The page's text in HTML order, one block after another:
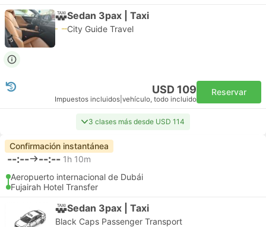
Sedan 3pax | Taxi
City Guide Travel
USD 109
Impuestos incluidos vehículo, todo incluido
Reservar
3 clases más desde USD 114
Confirmación instantánea
--:-- --:-- 1h 10m
Aeropuerto internacional de Dubái
Fujairah Hotel Transfer
Sedan 3pax | Taxi
Black Caps Passenger Transport